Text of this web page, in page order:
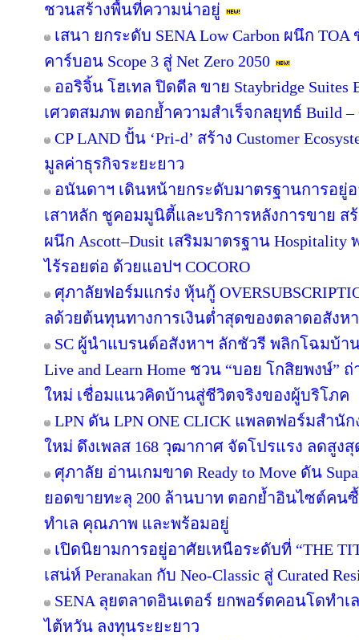
ชวนสร้างพื้นที่ความน่าอยู่
เสนา ยกระดับ SENA Low Carbon ผนึก TOA
คาร์บอน Scope 3 สู่ Net Zero 2050
ออริจิ้น โฮเทล ปิดดีล ขาย Staybridge Suites
เศวตสมภพ ตอกย้ำความสำเร็จกลยุทธ์ Build –
CP LAND ปั้น ‘Pri-d’ สร้าง Customer
มูลค่าธุรกิจระยะยาว
อนันดาฯ เดินหน้ายกระดับมาตรฐานการอยู่อ
เสาหลัก ชูคอมมูนิตี้และบริการหลังการขาย สร้
ผนึก Ascott–Dusit เสริมมาตรฐาน
ไร้รอยต่อ ด้วยแอปฯ COCORO
ศุภาลัยฟอร์มแกร่ง หุ้นกู้
ลด้วยต้นทุนทางการเงินต่ำสุดของตลาดอสังห
SC ผู้นำแบรนด์อสังหาฯ ลักชัวรี พลิกโฉมบ้า
Live and Learn Home ชวน “บอย โกสิยพงษ์”
ใหม่ เชื่อมแนวคิดบ้านสู่ชีวิตจริงของผู้บริโภค
LPN ดัน LPN ONE CLICK แพลตฟอร์มสำนั
ใหม่ ดึงเพลส 168 วุฒากาศ จัดโปรแรง ลดสูงสุ
ศุภาลัย อ่านเกมขาด Ready to Move ดัน
ยอดขายทะลุ 200 ล้านบาท ตอกย้ำอินไซต์คน
ทำเล คุณภาพ และพร้อมอยู่
เปิดนิยามการอยู่อาศัยเหนือระดับที่ “THE
เสน่ห์ Peranakan กับ Neo-Classic สู่ Curated
SENA ลุยตลาดอินเตอร์ ยกพอร์ตคอนโดทำเ
ไต้หวัน ลงทุนระยะยาว